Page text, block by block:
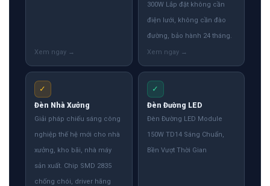
300W Lắp đặt không cần
điện lưới, không cần đào
đường, bảo hành 24 tháng.
✓
Đèn Nhà Xưởng
Giải pháp chiếu sáng công
nghiệp thế hệ mới cho nhà
xưởng, kho bãi, nhà máy
sản xuất. Chip SMD 2835
chống chói, driver hãng
✓
Đèn Đường LED
Đèn Đường LED Module
150W TD14 Sáng Chuẩn,
Bền Vượt Thời Gian